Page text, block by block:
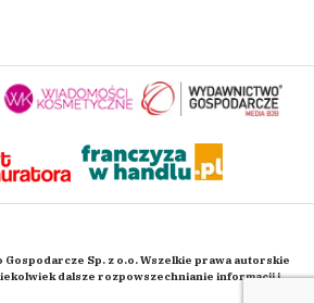
Gospodarcze Sp. z o.o. Wszelkie prawa autorskie
dalsze rozpowszechnianie informacji i